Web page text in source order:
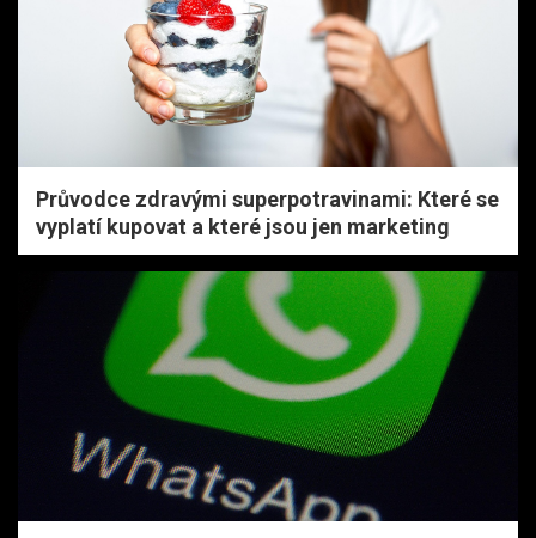
Průvodce zdravými superpotravinami: Které se
vyplatí kupovat a které jsou jen marketing